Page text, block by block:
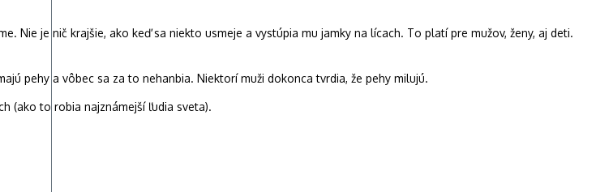
Nie je nič krajšie, ako keď sa niekto usmeje a vystúpia mu jamky na lícach. To platí pre mužov, ženy, aj deti.
pehy a vôbec sa za to nehanbia. Niektorí muži dokonca tvrdia, že pehy milujú.
(ako to robia najznámejší ľudia sveta).